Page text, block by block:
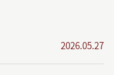
2026.05.27